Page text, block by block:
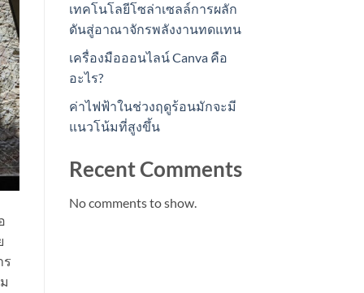
ร
เทคโนโลยีโซล่าเซลล์การผลัก
ดันสู่อาณาจักรพลังงานทดแทน
เครื่องมือออนไลน์ Canva คือ
อะไร?
ค่าไฟฟ้าในช่วงฤดูร้อนมักจะมี
แนวโน้มที่สูงขึ้น
Recent Comments
No comments to show.